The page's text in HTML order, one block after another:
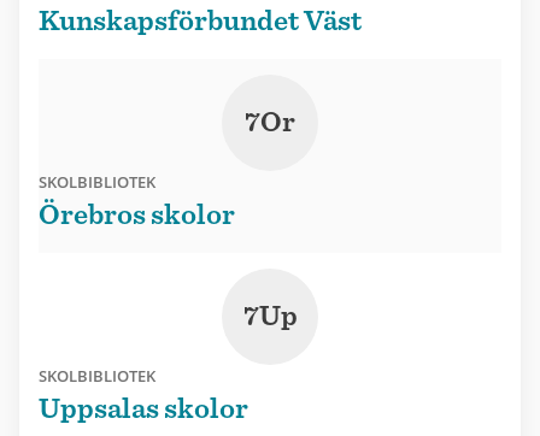
Kunskapsförbundet Väst
7Or
SKOLBIBLIOTEK
Örebros skolor
7Up
SKOLBIBLIOTEK
Uppsalas skolor